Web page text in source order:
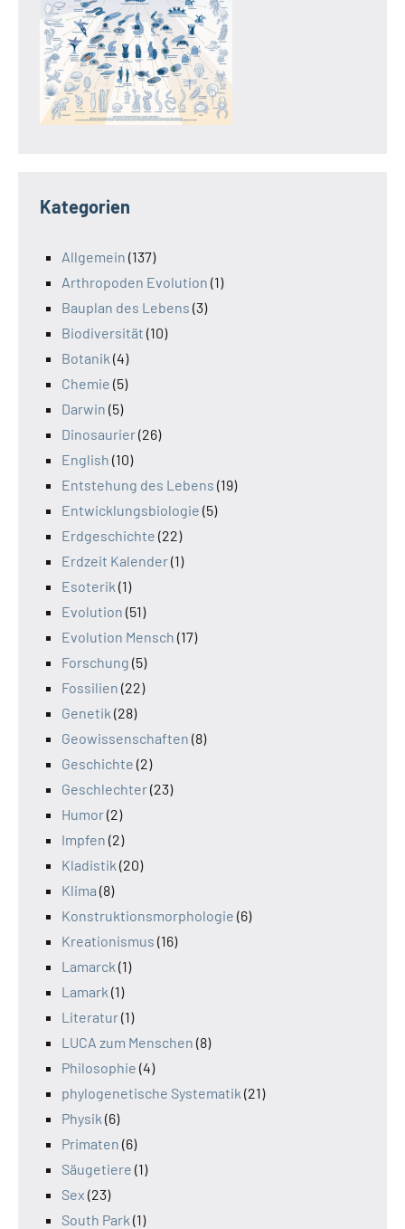
Kategorien
Allgemein (137)
Arthropoden Evolution (1)
Bauplan des Lebens (3)
Biodiversität (10)
Botanik (4)
Chemie (5)
Darwin (5)
Dinosaurier(26)
English (10)
Entstehung des Lebens (19)
Entwicklungsbiologie (5)
Erdgeschichte (22)
Erdzeit Kalender(1)
Esoterik (1)
Evolution (51)
Evolution Mensch (17)
Forschung (5)
Fossilien (22)
Genetik (28)
Geowissenschaften (8)
Geschichte (2)
Geschlechter(23)
Humor(2)
Impfen (2)
Kladistik (20)
Klima (8)
Konstruktionsmorphologie (6)
Kreationismus (16)
Lamarck (1)
Lamark (1)
Literatur(1)
LUCA zum Menschen (8)
Philosophie (4)
phylogenetische Systematik (21)
Physik (6)
Primaten (6)
Säugetiere (1)
Sex (23)
South Park (1)